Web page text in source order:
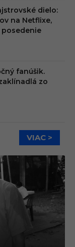
dielo:
na Netflixe,
fanúšik.
zo
VIAC >